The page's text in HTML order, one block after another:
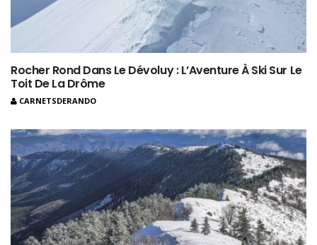
Rocher Rond Dans Le Dévoluy : L’Aventure À Ski Sur Le
Toit De La Drôme
CARNETSDERANDO